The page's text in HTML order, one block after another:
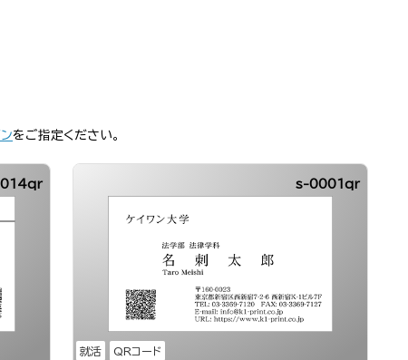
をご指定ください。
就活 QRコード
s-0001qr